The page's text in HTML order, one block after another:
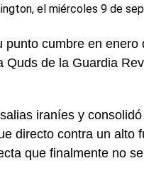
el miércoles 9 de
cumbre en
Quds de la Guardia
iraníes y
directo contra un
que finalmente no